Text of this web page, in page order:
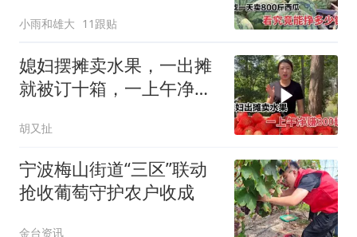
小雨和雄大 11跟贴
媳妇摆摊卖水果，一出摊
就被订十箱，一上午净赚
胡又扯
宁波梅山街道“三区”联动
抢收葡萄守护农户收成
金台资讯